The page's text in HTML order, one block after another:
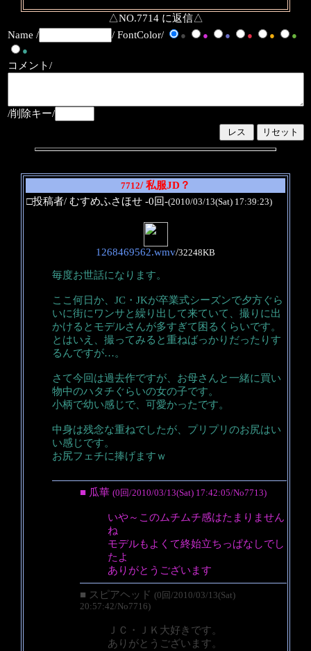
△NO.7714 に返信△
Name /
/ FontColor/ ● ● ● ● ●
●
●
コメント/
/削除キー/
7712/ 私服JD？
□投稿者/ むすめふさほせ -0回-(2010/03/13(Sat) 17:39:23)
1268469562.wmv/32248KB
毎度お世話になります。
ここ何日か、JC・JKが卒業式シーズンで夕方ぐら
いに街にワンサと繰り出して来ていて、撮りに出
かけるとモデルさんが多すぎて困るくらいです。
とはいえ、撮ってみると重ねばっかりだったりす
るんですが…。
さて今回は過去作ですが、お母さんと一緒に買い
物中のハタチぐらいの女の子です。
小柄で幼い感じで、可愛かったです。
中身は残念な重ねでしたが、プリプリのお尻はい
い感じです。
お尻フェチに捧げますｗ
■ 瓜華 (0回/2010/03/13(Sat) 17:42:05/No7713)
いや～このムチムチ感はたまりません
ね
モデルもよくて終始立ちっぱなしでし
たよ
ありがとうございます
■ スピアヘッド (0回/2010/03/13(Sat)
20:57:42/No7716)
ＪＣ・ＪＫ大好きです。
ありがとうございます。